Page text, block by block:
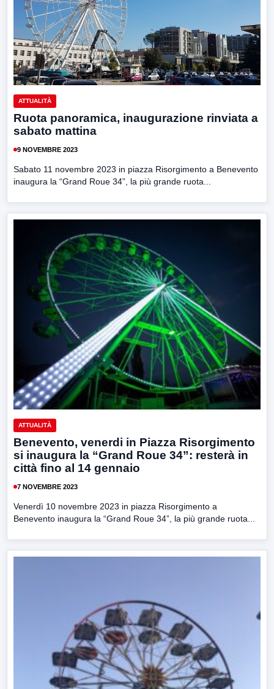
ATTUALITÀ
Ruota panoramica, inaugurazione rinviata a
sabato mattina
9 NOVEMBRE 2023
Sabato 11 novembre 2023 in piazza Risorgimento a Benevento
inaugura la “Grand Roue 34”, la più grande ruota...
ATTUALITÀ
Benevento, venerdi in Piazza Risorgimento
si inaugura la “Grand Roue 34”: resterà in
città fino al 14 gennaio
7 NOVEMBRE 2023
Venerdì 10 novembre 2023 in piazza Risorgimento a
Benevento inaugura la “Grand Roue 34”, la più grande ruota...